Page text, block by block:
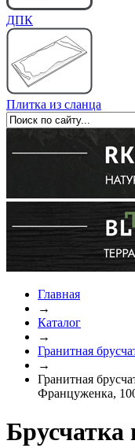
ДПК
Плитка из сланца
Главная
→
Каталог
→
Гранитная
→
Гранитная
Француженка,
Брусчатка